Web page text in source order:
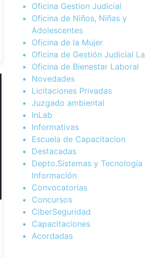
Oficina Gestion Judicial
Oficina de Niños, Niñas y
Adolescentes
Oficina de la Mujer
Oficina de Gestión Judicial
Oficina de Bienestar Laboral
Novedades
Licitaciones Privadas
Juzgado ambiental
InLab
Informativas
Escuela de Capacitacion
Destacadas
Depto.Sistemas y Tecnología
Información
Convocatorias
Concursos
CiberSeguridad
Capacitaciones
Acordadas